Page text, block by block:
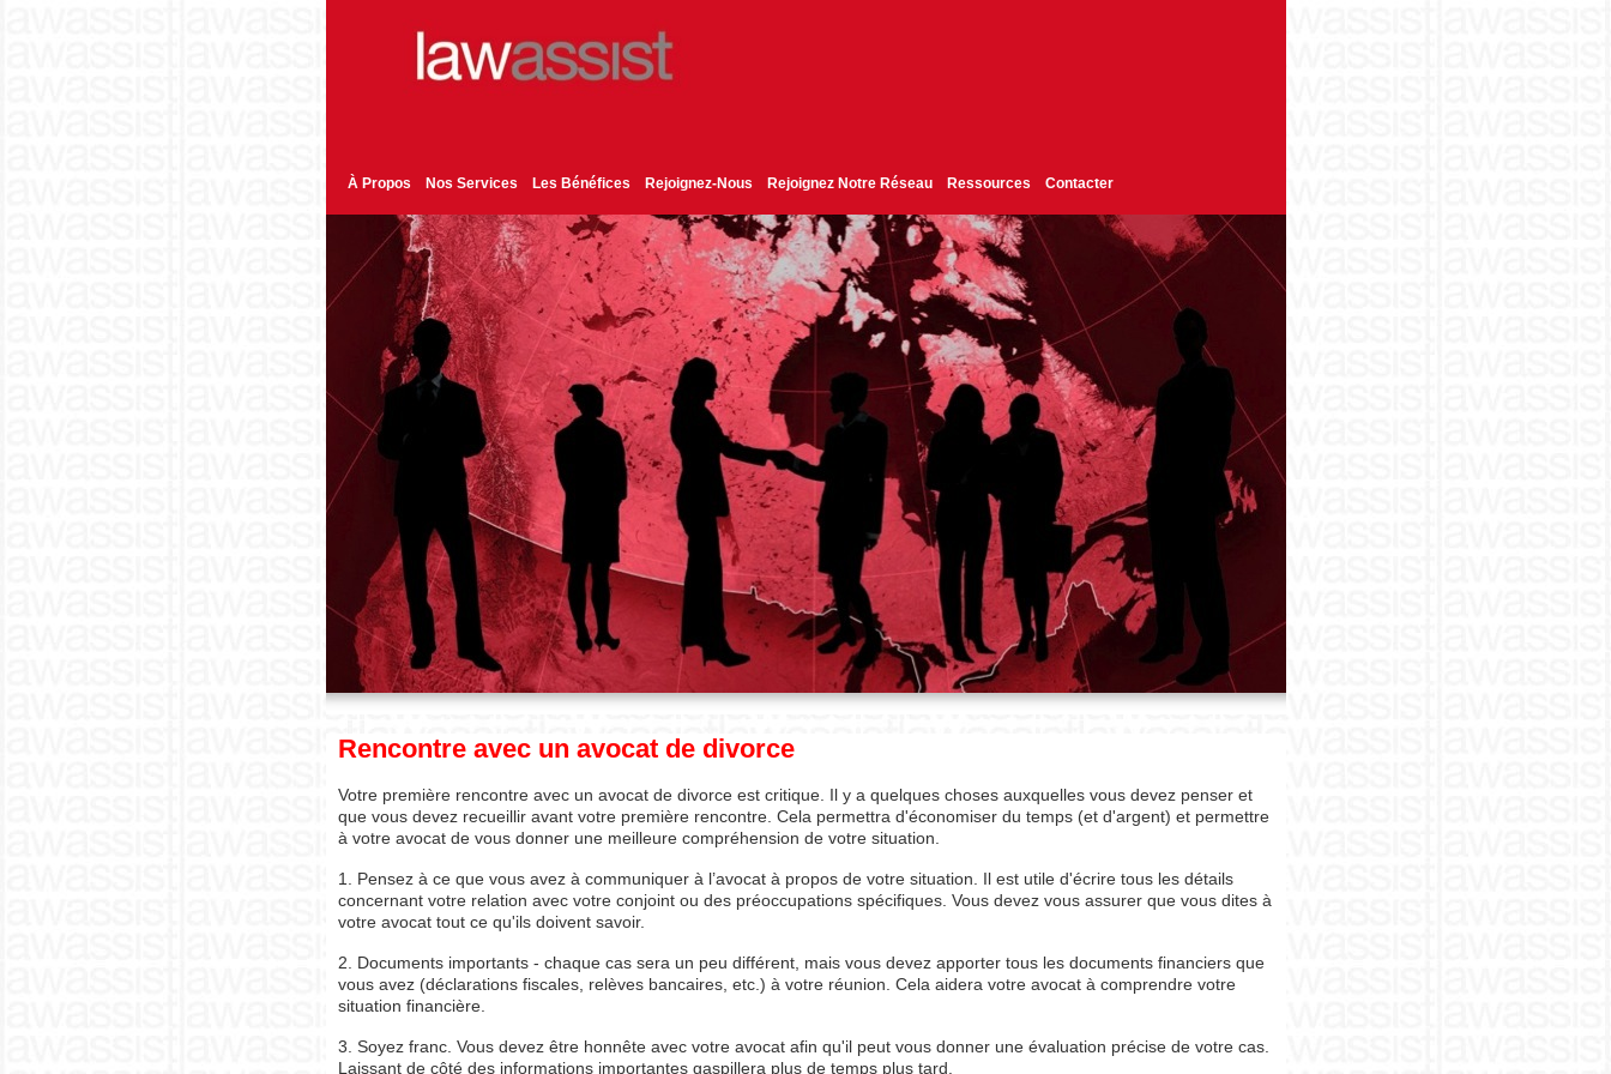
À Propos Nos Services Les Bénéfices Rejoignez-Nous Rejoignez Notre Réseau Ressources Contacter
Rencontre avec un avocat de divorce
Votre première rencontre avec un avocat de divorce est critique. Il y a quelques choses auxquelles vous devez penser et
que vous devez recueillir avant votre première rencontre. Cela permettra d'économiser du temps (et d'argent) et permettre
à votre avocat de vous donner une meilleure compréhension de votre situation.
1. Pensez à ce que vous avez à communiquer à l’avocat à propos de votre situation. Il est utile d'écrire tous les détails
concernant votre relation avec votre conjoint ou des préoccupations spécifiques. Vous devez vous assurer que vous dites à
votre avocat tout ce qu'ils doivent savoir.
2. Documents importants - chaque cas sera un peu différent, mais vous devez apporter tous les documents financiers que
vous avez (déclarations fiscales, relèves bancaires, etc.) à votre réunion. Cela aidera votre avocat à comprendre votre
situation financière.
3. Soyez franc. Vous devez être honnête avec votre avocat afin qu'il peut vous donner une évaluation précise de votre cas.
Laissant de côté des informations importantes gaspillera plus de temps plus tard.